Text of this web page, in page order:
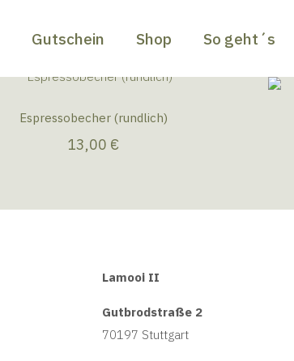
Gutschein Shop So geht´s
Espressobecher (rundlich)
13,00 €
Lamooi II
Gutbrodstraße 2
70197 Stuttgart